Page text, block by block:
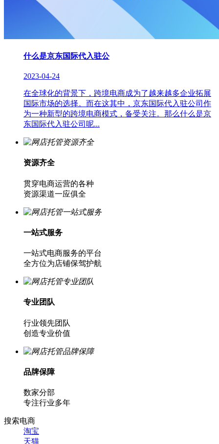
什么是京东国际代入驻公
2023-04-24
在全球化的背景下，跨境电商成为了越来越多企业拓展
国际市场的选择。而在这其中，京东国际代入驻公司作
为一种新型的跨境电商模式，备受关注。那么什么是京
东国际代入驻公司呢...
资源齐全
贯穿电商运营的各种
资源渠道一应俱全
一站式服务
一站式电商服务的平台
全方位为店铺保驾护航
专业团队
行业领先团队
创造专业价值
品牌保障
数家分部
专注行业多年
搜索电商
淘宝
天猫